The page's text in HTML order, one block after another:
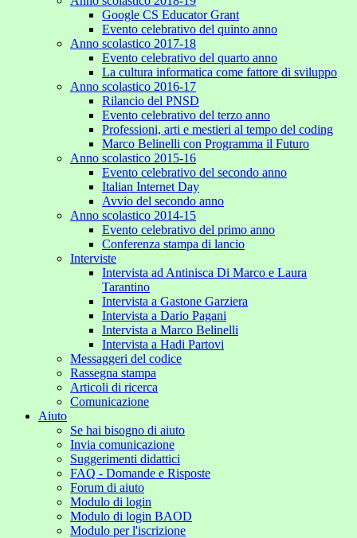
Google CS Educator Grant
Evento celebrativo del quinto anno
Anno scolastico 2017-18
Evento celebrativo del quarto anno
La cultura informatica come fattore di sviluppo
Anno scolastico 2016-17
Rilancio del PNSD
Evento celebrativo del terzo anno
Professioni, arti e mestieri al tempo del coding
Marco Belinelli con Programma il Futuro
Anno scolastico 2015-16
Evento celebrativo del secondo anno
Italian Internet Day
Avvio del secondo anno
Anno scolastico 2014-15
Evento celebrativo del primo anno
Conferenza stampa di lancio
Interviste
Intervista ad Antinisca Di Marco e Laura
Tarantino
Intervista a Gastone Garziera
Intervista a Dario Pagani
Intervista a Marco Belinelli
Intervista a Hadi Partovi
Messaggeri del codice
Rassegna stampa
Articoli di ricerca
Comunicazione
Aiuto
Se hai bisogno di aiuto
Invia comunicazione
Suggerimenti didattici
FAQ - Domande e Risposte
Forum di aiuto
Modulo di login
Modulo di login BAOD
Modulo per l'iscrizione